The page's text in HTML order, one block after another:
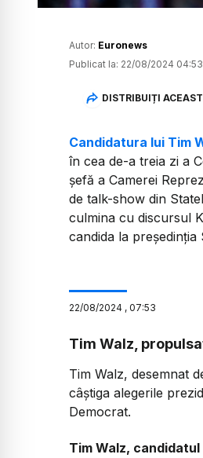
Autor: Euronews
Publicat la: 22/08/2024 04:53
DISTRIBUIȚI
Candidatura lui Tim
în cea de-a treia zi a
șefă a Camerei
de talk-show din
culmina cu discursul
candida la președinția
22/08/2024 , 07:53
Tim Walz,
Tim Walz, desemnat
câştiga alegerile
Democrat.
Tim Walz,